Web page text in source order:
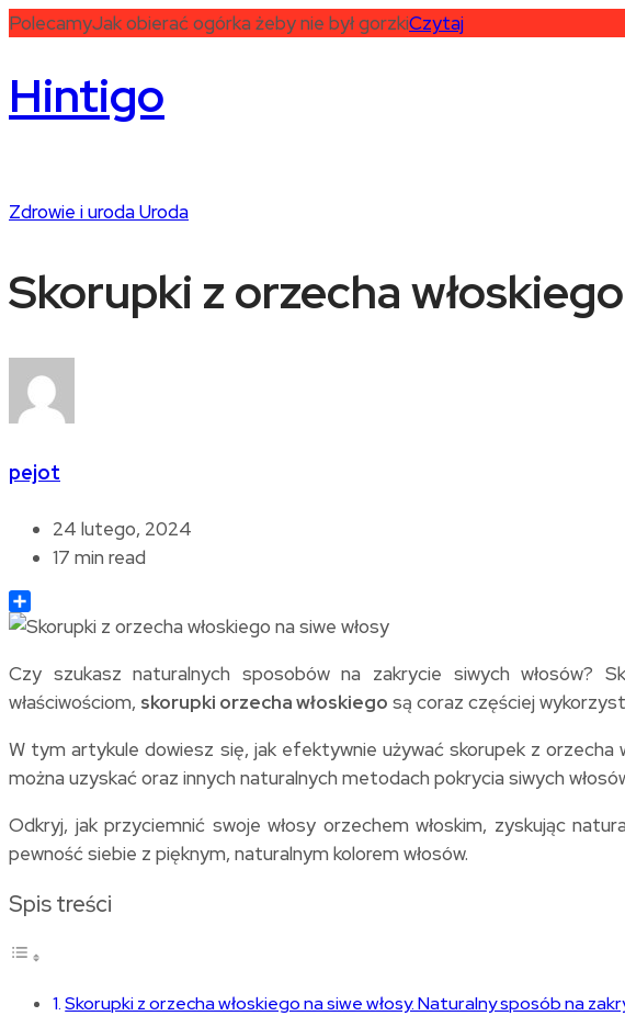
PolecamyJak obierać ogórka żeby nie był gorzkiCzytaj
Hintigo
Zdrowie i urodaUroda
Skorupki z orzecha
pejot
24 lutego, 2024
17 min read
Share
Czy szukasz naturalnych sposobów na zakrycie siwych włosów?
właściwościom, skorupki orzecha włoskiego są coraz częściej
W tym artykule dowiesz się, jak efektywnie używać skorupek z orzecha
można uzyskać oraz innych naturalnych metodach pokrycia siwych
Odkryj, jak przyciemnić swoje włosy orzechem włoskim, zyskując
pewność siebie z pięknym, naturalnym kolorem włosów.
Spis treści
Skorupki z orzecha włoskiego na siwe włosy. Naturalny sposób na